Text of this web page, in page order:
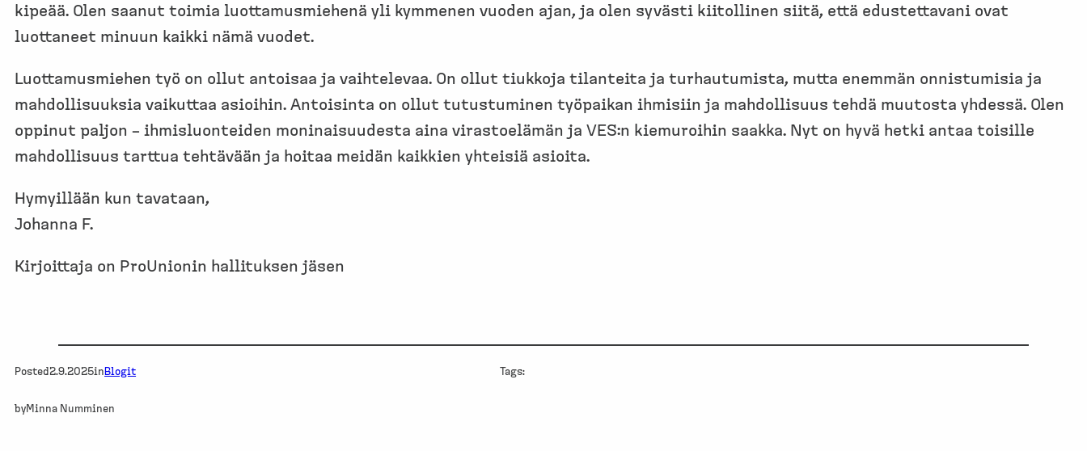
kipeää. Olen saanut toimia luottamusmiehenä yli kymmenen vuoden ajan, ja olen syvästi kiitollinen siitä, että edustettavani ovat
luottaneet minuun kaikki nämä vuodet.
Luottamusmiehen työ on ollut antoisaa ja vaihtelevaa. On ollut tiukkoja tilanteita ja turhautumista, mutta enemmän onnistumisia ja
mahdollisuuksia vaikuttaa asioihin. Antoisinta on ollut tutustuminen työpaikan ihmisiin ja mahdollisuus tehdä muutosta yhdessä. Olen
oppinut paljon – ihmisluonteiden moninaisuudesta aina virastoelämän ja VES:n kiemuroihin saakka. Nyt on hyvä hetki antaa toisille
mahdollisuus tarttua tehtävään ja hoitaa meidän kaikkien yhteisiä asioita.
Hymyillään kun tavataan,
Johanna F.
Kirjoittaja on ProUnionin hallituksen jäsen
Posted 2.9.2025in Blogit
byMinna Numminen
Tags: